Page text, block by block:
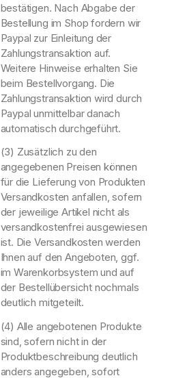
bestätigen. Nach Abgabe der
Bestellung im Shop fordern wir
Paypal zur Einleitung der
Zahlungstransaktion auf.
Weitere Hinweise erhalten Sie
beim Bestellvorgang. Die
Zahlungstransaktion wird durch
Paypal unmittelbar danach
automatisch durchgeführt.
(3) Zusätzlich zu den
angegebenen Preisen können
für die Lieferung von Produkten
Versandkosten anfallen, sofern
der jeweilige Artikel nicht als
versandkostenfrei ausgewiesen
ist. Die Versandkosten werden
Ihnen auf den Angeboten, ggf.
im Warenkorbsystem und auf
der Bestellübersicht nochmals
deutlich mitgeteilt.
(4) Alle angebotenen Produkte
sind, sofern nicht in der
Produktbeschreibung deutlich
anders angegeben, sofort